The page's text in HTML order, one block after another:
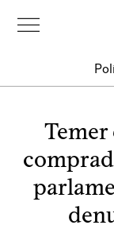
Temer